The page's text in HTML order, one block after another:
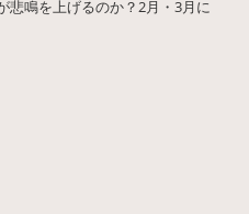
悲鳴を上げるのか？2月・3月に